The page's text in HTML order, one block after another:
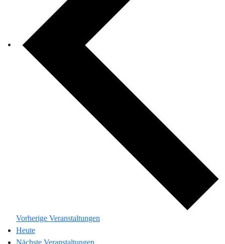
Vorherige Veranstaltungen
Heute
Nächste Veranstaltungen